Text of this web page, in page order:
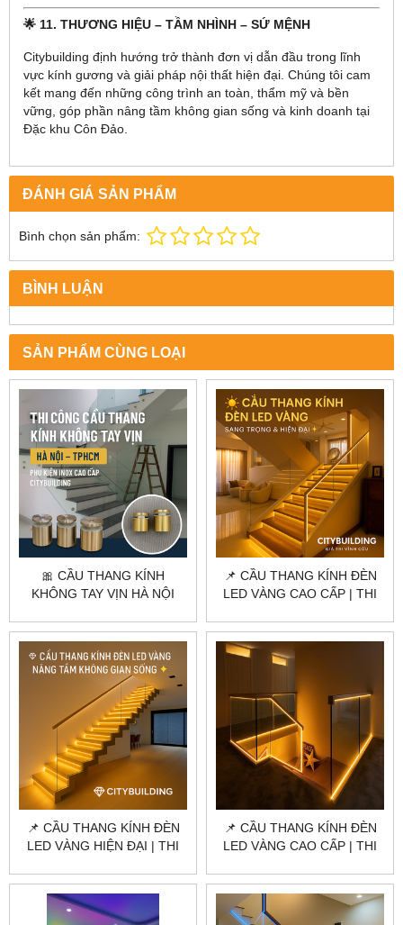
🌟 11. THƯƠNG HIỆU – TẦM NHÌNH – SỨ MỆNH
Citybuilding định hướng trở thành đơn vị dẫn đầu trong lĩnh
vực kính gương và giải pháp nội thất hiện đại. Chúng tôi cam
kết mang đến những công trình an toàn, thẩm mỹ và bền
vững, góp phần nâng tầm không gian sống và kinh doanh tại
Đặc khu Côn Đảo.
ĐÁNH GIÁ SẢN PHẨM
Bình chọn sản phẩm:
BÌNH LUẬN
SẢN PHẨM CÙNG LOẠI
🎀 CẦU THANG KÍNH
KHÔNG TAY VỊN HÀ NỘI
NHÀ MÁY | CITYBUILDING
2025
📌 CẦU THANG KÍNH ĐÈN
LED VÀNG CAO CẤP | THI
CITYBUILDING CHO NHÀ
PHỐ – BIỆT THỰ
📌 CẦU THANG KÍNH ĐÈN
LED VÀNG HIỆN ĐẠI | THI
CITYBUILDING 2025
📌 CẦU THANG KÍNH ĐÈN
LED VÀNG CAO CẤP | THI
CITYBUILDING